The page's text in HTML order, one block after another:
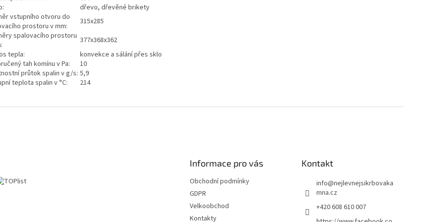
dřevo, dřevěné brikety
vstupního otvoru do
prostoru v mm:
315x285
spalovacího prostoru 377x368x362
tepla:
konvekce a sálání přes sklo
tah komínu v Pa:
10
průtok spalin v g/s: 5,9
teplota spalin v °C:
214
Informace pro vás
Obchodní podmínky
GDPR
Velkoobchod
Kontakty
Kontakt
info@nejlevnejsikrbovaka
mna.cz
+420 608 610 007